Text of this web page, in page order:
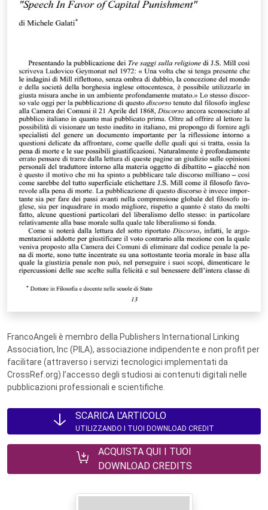
FrancoAngeli è membro della Publishers International Linking
Association, Inc (PILA), associazione indipendente e non profit per
facilitare (attraverso i servizi tecnologici implementati da
CrossRef.org) l’accesso degli studiosi ai contenuti digitali nelle
pubblicazioni professionali e scientifiche.
SCARICA L'ARTICOLO
UTILIZZANDO I TUOI DOWNLOAD CREDIT
ACQUISTA QUI I TUOI
DOWNLOAD CREDITS